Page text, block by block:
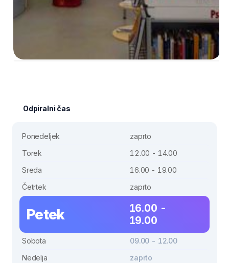
Odpiralni čas
Ponedeljek
zaprto
Torek
12.00 - 14.00
Sreda
16.00 - 19.00
Četrtek
zaprto
Petek
16.00 -
19.00
Sobota
09.00 - 12.00
Nedelja
zaprto